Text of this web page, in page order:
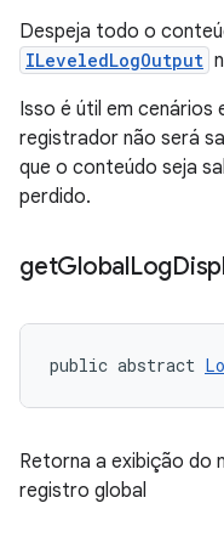
Despeja todo o
ILeveledLogOutput
Isso é útil em cenários
registrador não será
que o conteúdo seja
perdido.
getGlobalLog
public abstract
Retorna a exibição do
registro global